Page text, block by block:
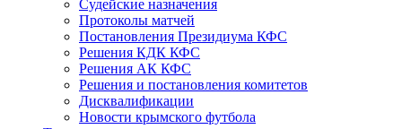
Судейские назначения
Протоколы матчей
Постановления Президиума КФС
Решения КДК КФС
Решения АК КФС
Решения и постановления комитетов
Дисквалификации
Новости крымского футбола